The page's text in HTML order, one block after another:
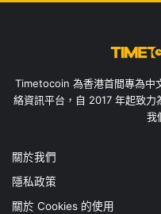
Timetocoin 為香港首間專為中
絡資訊平台，自 2017 年起致
我
關於我們
隱私政策
關於 Cookies 的使用